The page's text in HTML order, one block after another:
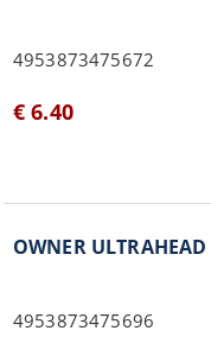
4953873475672
€ 6.40
OWNER
4953873475696